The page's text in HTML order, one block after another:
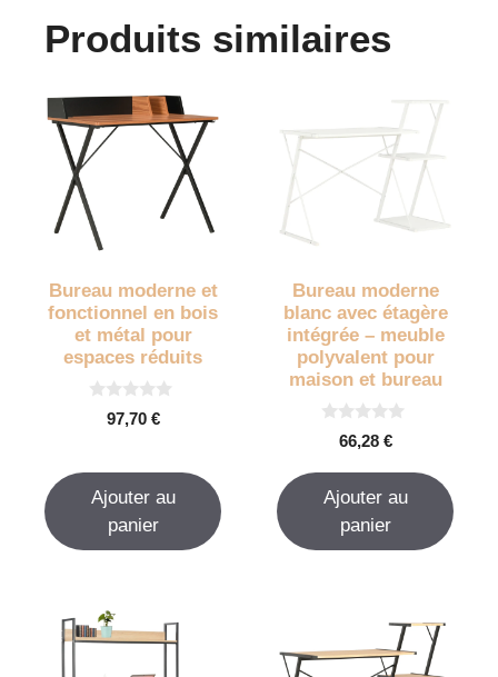
Produits similaires
Bureau moderne et
fonctionnel en bois
et métal pour
espaces réduits
5
97,70 €
Ajouter au
panier
Bureau moderne
blanc avec étagère
intégrée – meuble
polyvalent pour
maison et bureau
5
66,28 €
Ajouter au
panier